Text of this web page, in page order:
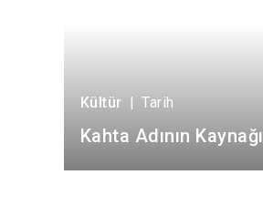
Kültür | Tarih
Kahta Adının Kaynağı